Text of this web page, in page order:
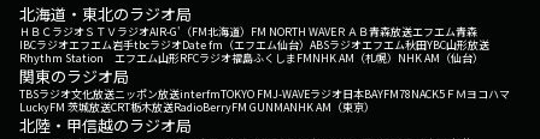
北海道・東北のラジオ局
ＨＢＣラジオＳＴＶラジオAIR-G'（FM北海道） FM NORTH WAVEＲＡＢ青森放送エフエム青森
IBCラジオエフエム岩手tbcラジオDate fm（エフエム仙台） ABSラジオエフエム秋田YBC山形放送
Rhythm Station エフエム山形RFCラジオ福島ふくしまFMNHK AM（札幌） NHK AM（仙台）
関東のラジオ局
TBSラジオ文化放送ニッポン放送interfmTOKYO FMJ-WAVEラジオ日本BAYFM78NACK5 ＦＭヨコハマ
LuckyFM 茨城放送CRT栃木放送RadioBerryFM GUNMANHK AM（東京）
北陸・甲信越のラジオ局